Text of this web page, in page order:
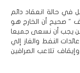
في حالة انعقاد دائم
" صحيح أن الخارج هو
يجب أن نسعى جميعا
النفط والغاز إلي
تلاعب الصرافين